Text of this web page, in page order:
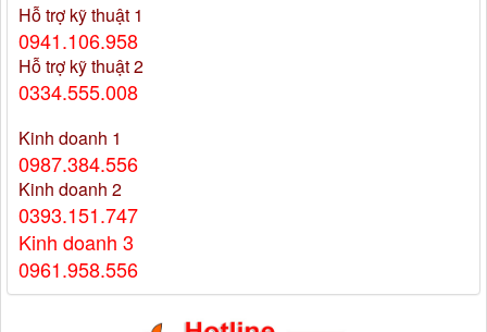
Hỗ trợ kỹ thuật 1
0941.106.958
Hỗ trợ kỹ thuật 2
0334.555.008
Kinh doanh 1
0987.384.556
Kinh doanh 2
0393.151.747
Kinh doanh 3
0961.958.556